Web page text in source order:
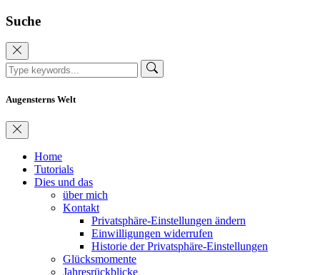
Suche
Augensterns Welt
Home
Tutorials
Dies und das
über mich
Kontakt
Privatsphäre-Einstellungen ändern
Einwilligungen widerrufen
Historie der Privatsphäre-Einstellungen
Glücksmomente
Jahresrückblicke